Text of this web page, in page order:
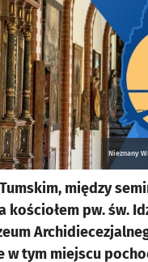
Nieznany
między
kościołem pw. św.
w tym miejscu